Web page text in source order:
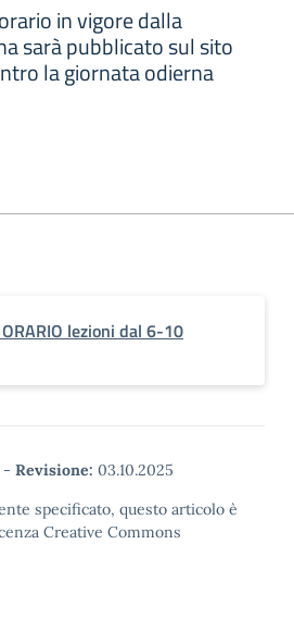
in vigore dalla
sarà pubblicato sul sito
la giornata odierna
lezioni dal 6-10
- Revisione: 03.10.2025
specificato, questo articolo è
Creative Commons